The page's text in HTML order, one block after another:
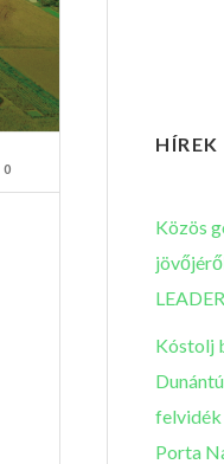
0
HÍREK
Közös
Kóstolj
Porta